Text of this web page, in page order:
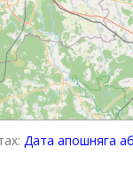
Дата апошняга